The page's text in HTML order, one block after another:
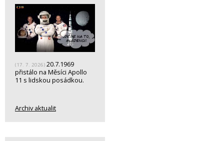
(17. 7. 2026) 20.7.1969
přistálo na Měsíci Apollo
11 s lidskou posádkou.
Archiv aktualit